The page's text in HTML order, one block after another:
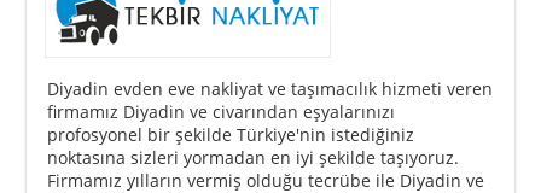
Diyadin evden eve nakliyat ve taşımacılık hizmeti veren
firmamız Diyadin ve civarından eşyalarınızı
profosyonel bir şekilde Türkiye'nin istediğiniz
noktasına sizleri yormadan en iyi şekilde taşıyoruz.
Firmamız yılların vermiş olduğu tecrübe ile Diyadin ve